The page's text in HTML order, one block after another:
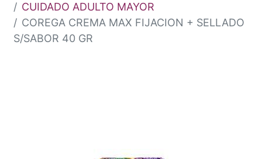
CUIDADO ADULTO MAYOR
COREGA CREMA MAX FIJACION + SELLADO
S/SABOR 40 GR